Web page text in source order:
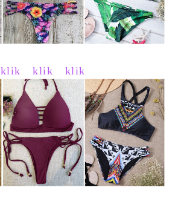
klik klik klik